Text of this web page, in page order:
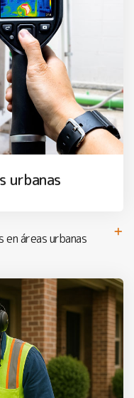
urbanas
áreas urbanas